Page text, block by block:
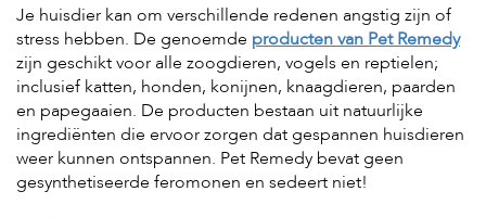
n
t
e
n
s
e
r
v
i
c
Je huisdier kan om verschillende redenen angstig zijn of
stress hebben. De genoemde producten van Pet Remedy
zijn geschikt voor alle zoogdieren, vogels en reptielen;
inclusief katten, honden, konijnen, knaagdieren, paarden
en papegaaien. De producten bestaan uit natuurlijke
ingrediënten die ervoor zorgen dat gespannen huisdieren
weer kunnen ontspannen. Pet Remedy bevat geen
gesynthetiseerde feromonen en sedeert niet!